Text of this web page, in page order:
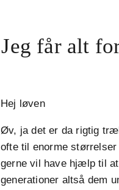
Jeg får alt
Hej løven
Øv, ja det er da rigtig
ofte til enorme
gerne vil have hjælp til
generationer altså dem